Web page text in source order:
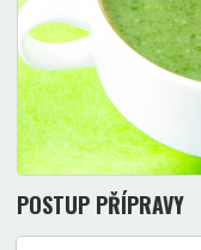
POSTUP PŘÍPRAVY